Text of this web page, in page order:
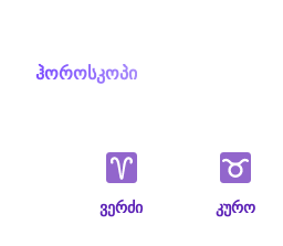
content
ჰოროსკოპი
ვერძი კურო